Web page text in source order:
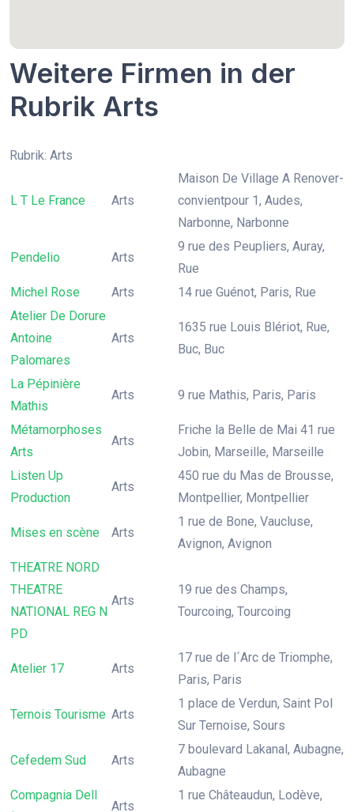
Weitere Firmen in der
Rubrik Arts
Rubrik: Arts
L T Le France Arts
Maison De Village A Renover-
convientpour 1, Audes,
Narbonne, Narbonne
Pendelio Arts
9 rue des Peupliers, Auray,
Rue
Michel Rose
Arts
14 rue Guénot, Paris, Rue
Atelier De Dorure
Antoine
Palomares
Arts
1635 rue Louis Blériot, Rue,
Buc, Buc
La Pépinière
Mathis
Arts 9 rue Mathis, Paris, Paris
Métamorphoses
Arts
Arts
Friche la Belle de Mai 41 rue
Jobin, Marseille, Marseille
Listen Up
Production
Arts
450 rue du Mas de Brousse,
Montpellier, Montpellier
Mises en scène Arts
1 rue de Bone, Vaucluse,
Avignon, Avignon
THEATRE NORD
THEATRE
NATIONAL REG N
PD
Arts
19 rue des Champs,
Tourcoing, Tourcoing
Atelier 17 Arts
17 rue de l´Arc de Triomphe,
Paris, Paris
Ternois Tourisme Arts
1 place de Verdun, Saint Pol
Sur Ternoise, Sours
Cefedem Sud Arts
7 boulevard Lakanal, Aubagne,
Aubagne
Compagnia Dell
Arts
1 rue Châteaudun, Lodève,